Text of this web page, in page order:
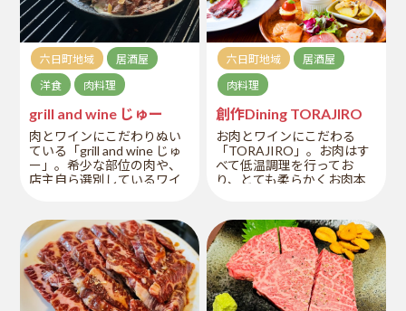
六日町地域
居酒屋
洋食
肉料理
grill and wine じゅー
肉とワインにこだわりぬい
ている「grill and wine じゅ
ー」。希少な部位の肉や、
店主自ら選別しているワイ
く、コストパフォーマンス
にも優れている。
六日町地域
居酒屋
肉料理
創作Dining TORAJIRO
お肉とワインにこだわる
「TORAJIRO」。お肉はす
べて低温調理を行ってお
り、とても柔らかくお肉本
に合うワインも常時30種以
上ご用意。すべて個室のた
め気兼ねなく利用できると
ころもうれしい。